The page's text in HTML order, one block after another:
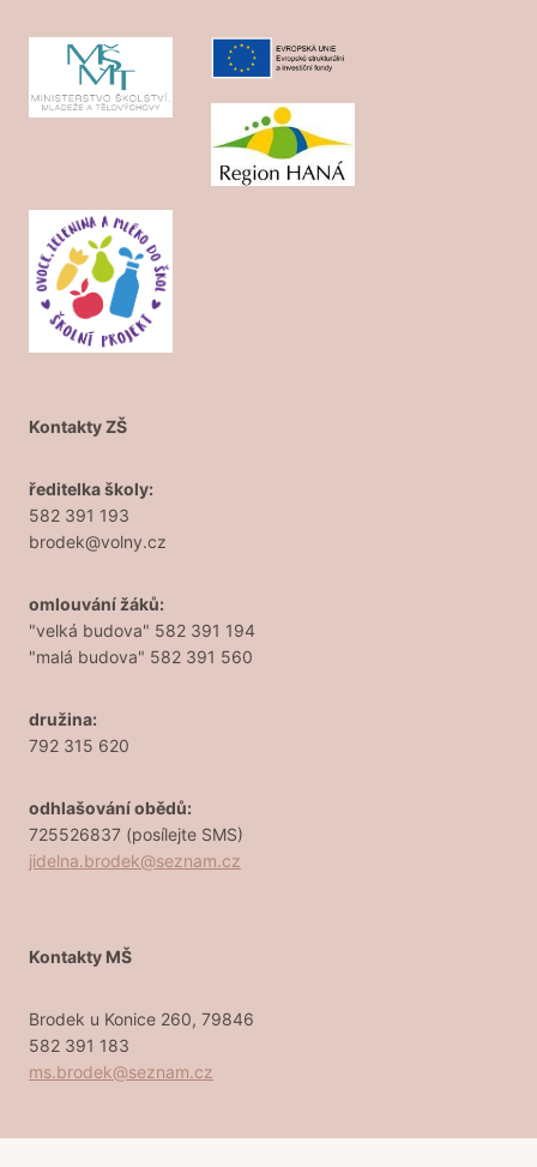
Kontakty ZŠ
ředitelka školy:
582 391 193
brodek@volny.cz
omlouvání žáků:
"velká budova" 582 391 194
"malá budova" 582 391 560
družina:
792 315 620
odhlašování obědů:
725526837 (posílejte SMS)
jidelna.brodek@seznam.cz
Kontakty MŠ
Brodek u Konice 260, 79846
582 391 183
ms.brodek@seznam.cz